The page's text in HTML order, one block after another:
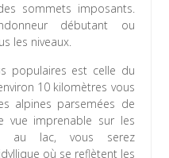
sommets imposants.
débutant ou
les niveaux.
populaires est celle du
10 kilomètres vous
alpines parsemées de
vue imprenable sur les
au lac, vous serez
où se reflètent les